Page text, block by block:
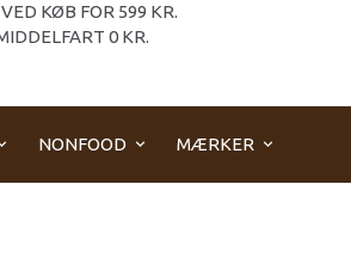
KØB FOR 599 KR.
0 KR.
NONFOOD MÆRKER